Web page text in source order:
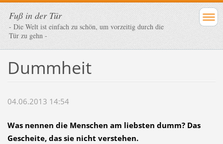
Fuß in der Tür
- Die Welt ist einfach zu schön, um vorzeitig durch die
Tür zu gehn -
Dummheit
04.06.2013 14:54
Was nennen die Menschen am liebsten dumm? Das
Gescheite, das sie nicht verstehen.